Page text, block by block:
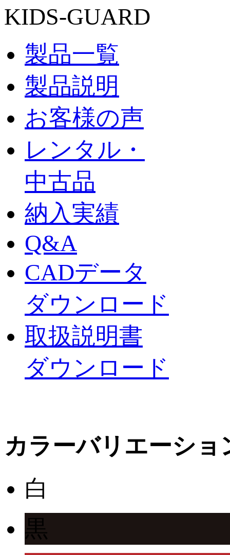
KIDS-GUARD
製品一覧
製品説明
お客様の声
レンタル・
中古品
納入実績
Q&A
CADデータ
ダウンロード
取扱説明書
ダウンロード
カラーバリエーショ
白
黒